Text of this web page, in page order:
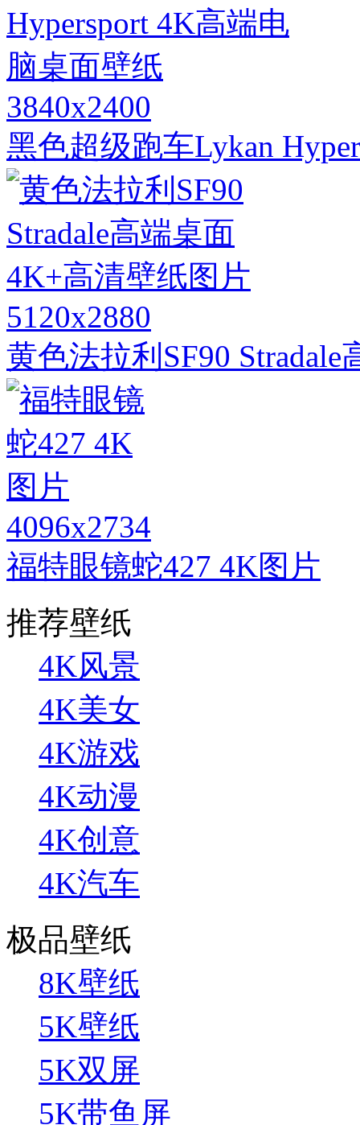
3840x2400
黑色超级跑车Lykan
5120x2880
黄色法拉利SF90
4096x2734
福特眼镜蛇427 4K图片
推荐壁纸
4K风景
4K美女
4K游戏
4K动漫
4K创意
4K汽车
极品壁纸
8K壁纸
5K壁纸
5K双屏
5K带鱼屏